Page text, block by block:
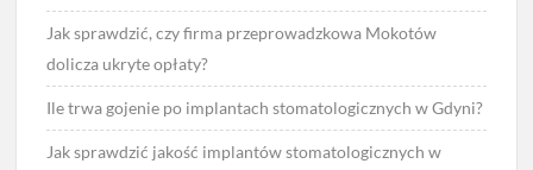
Jak sprawdzić, czy firma przeprowadzkowa Mokotów
dolicza ukryte opłaty?
Ile trwa gojenie po implantach stomatologicznych w Gdyni?
Jak sprawdzić jakość implantów stomatologicznych w